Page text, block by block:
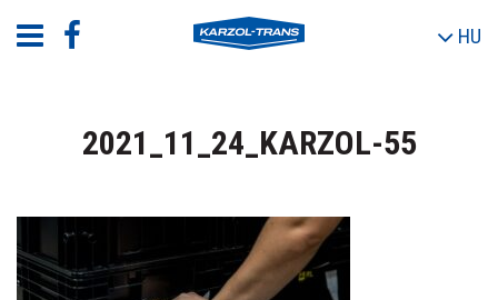
HU
2021_11_24_KARZOL-55